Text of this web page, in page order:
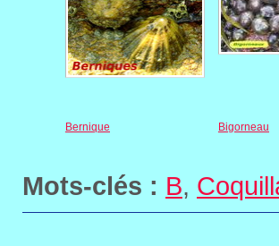
Bernique Bigorneau
Mots-clés : B,